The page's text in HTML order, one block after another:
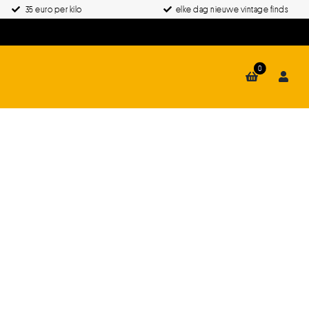
35 euro per kilo elke dag nieuwe vintage finds
0